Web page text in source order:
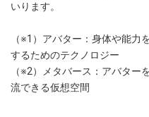
いります。
（※1）アバター：身体や能力
するためのテクノロジー
（※2）メタバース：アバター
流できる仮想空間